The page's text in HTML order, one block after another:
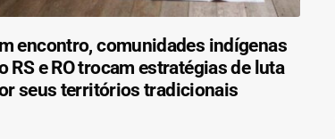
encontro, comunidades indígenas
RS e RO trocam estratégias de luta
seus territórios tradicionais